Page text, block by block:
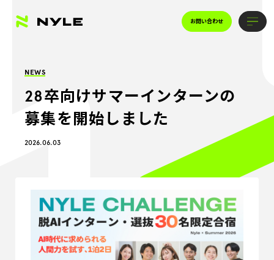
お問い合わせ
NEWS
28卒向けサマーインターンの
募集を開始しました
2026.06.03